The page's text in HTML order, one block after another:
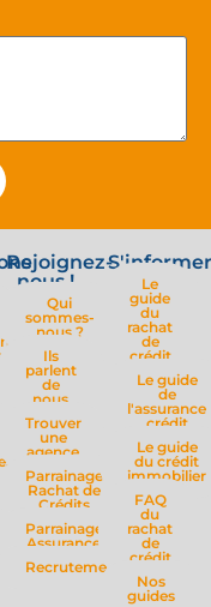
Rejoignez-
nous !
Qui
sommes-
nous ?
Ils
parlent
de
nous
Trouver
une
agence
Parrainage
Rachat de
Crédits
Parrainage
Assurance
Recrutement
Le
guide
du
rachat
de
crédit
Le guide
de
l'assurance
crédit
Le guide
du crédit
immobilier
FAQ
du
rachat
de
crédit
Nos
guides